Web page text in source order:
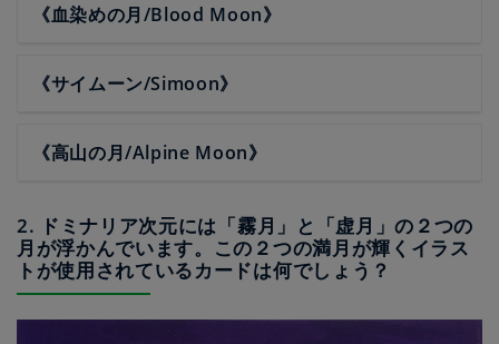
《血染めの月/Blood Moon》
《サイムーン/Simoon》
《高山の月/Alpine Moon》
2. ドミナリア次元には「霧月」と「虚月」の２つの
月が浮かんでいます。この２つの満月が輝くイラス
トが使用されているカードは何でしょう？